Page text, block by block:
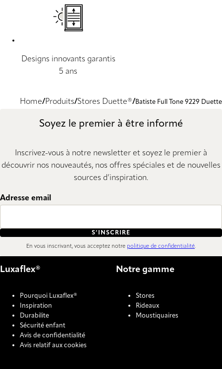
Designs innovants garantis
5 ans
Home Produits Stores Duette® Batiste Full Tone 9229 Duette
Soyez le premier à être informé
Inscrivez-vous à notre newsletter et soyez le premier à
découvrir nos nouveautés, nos offres spéciales et de nouvelles
sources d’inspiration.
Adresse email
S’INSCRIRE
En vous inscrivant, vous acceptez notre politique de confidentialité.
Luxaflex®
Pourquoi Luxaflex®
Inspiration
Durabilite
Sécurité enfant
Avis de confidentialité
Avis relatif aux cookies
Notre gamme
Stores
Rideaux
Moustiquaires